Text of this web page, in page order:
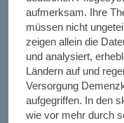
aufmerksam. Ihre
müssen nicht
zeigen allein die
und analysiert,
Ländern auf und
Versorgung
aufgegriffen. In den
wie vor mehr durch